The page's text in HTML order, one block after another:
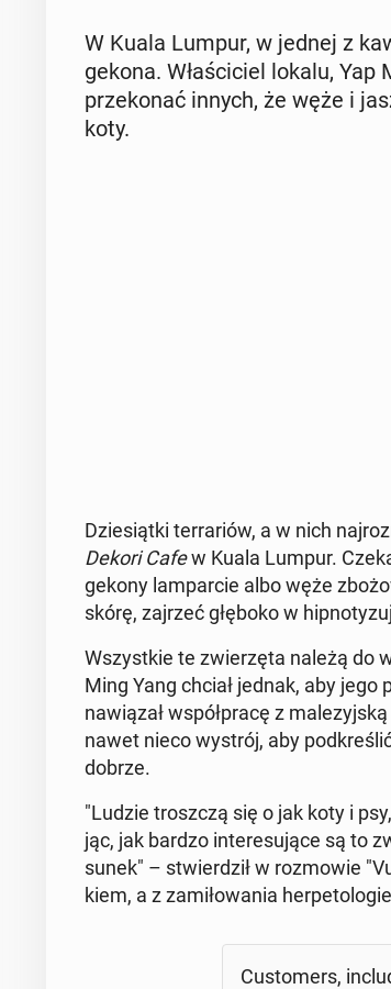
W Kuala Lumpur, w jednej z
gekona. Wła­ści­ciel lokalu,
prze­ko­nać innych, że węże i
koty.
Dzie­siąt­ki ter­ra­riów, a w nich
Dekori Cafew Kuala Lumpur.
gekony lam­par­cie albo węże
skórę, zajrzeć głęboko w
Wszyst­kie te zwie­rzę­ta należą do
Ming Yang chciał jednak, aby
na­wią­zał współ­pra­cę z
nawet nieco wystrój, aby
dobrze.
"Ludzie trosz­czą się o jak koty i
jąc, jak bardzo in­te­re­su­ją­ce są to
su­nek" – stwier­dził w roz­mo­wie
kiem, a z za­mi­ło­wa­nia
Cu­sto­mers,